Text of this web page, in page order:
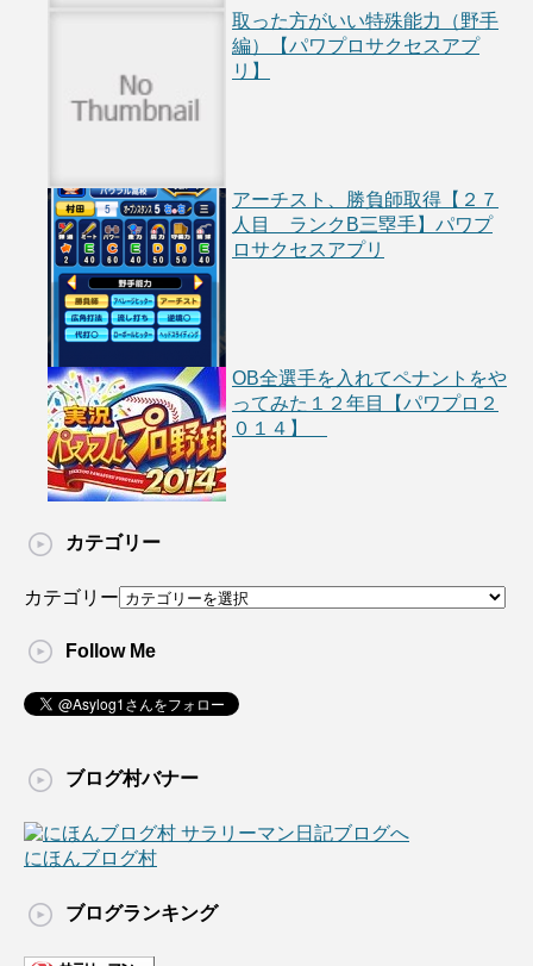
取った方がいい特殊能力（野手
編）【パワプロサクセスアプ
リ】
アーチスト、勝負師取得【２７
人目 ランクB三塁手】パワプ
ロサクセスアプリ
OB全選手を入れてペナントをや
ってみた１２年目【パワプロ２
０１４】
カテゴリー
カテゴリー
Follow Me
ブログ村バナー
にほんブログ村
ブログランキング